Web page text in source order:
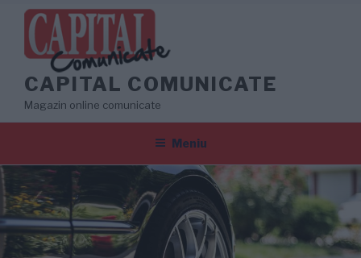
conținut
CAPITAL COMUNICATE
Magazin online comunicate
Meniu